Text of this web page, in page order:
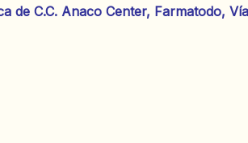
de C.C. Anaco Center, Farmatodo,